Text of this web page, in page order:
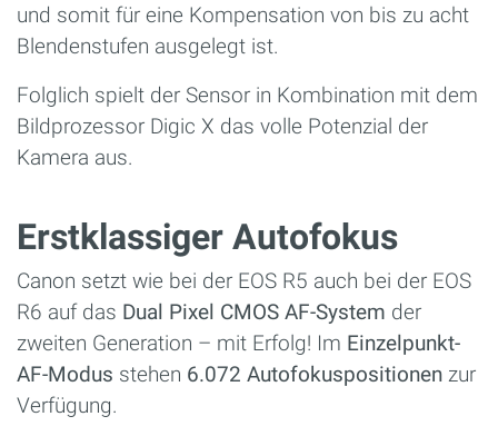
und somit für eine Kompensation von bis zu acht
Blendenstufen ausgelegt ist.
Folglich spielt der Sensor in Kombination mit dem
Bildprozessor Digic X das volle Potenzial der
Kamera aus.
Erstklassiger Autofokus
Canon setzt wie bei der EOS R5 auch bei der EOS
R6 auf das Dual Pixel CMOS AF-System der
zweiten Generation – mit Erfolg! Im Einzelpunkt-
AF-Modus stehen 6.072 Autofokuspositionen zur
Verfügung.